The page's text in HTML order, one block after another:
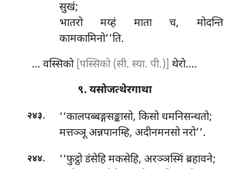
सुखं;
भातरो मय्हं माता च, मोदन्ति
कामकामिनो’’ति.
… वस्सिको [पस्सिको (सी. स्या. पी.)] थेरो….
९. यसोजत्थेरगाथा
२४३.
‘‘कालपब्बङ्गसङ्कासो, किसो धमनिसन्थतो;
मत्तञ्ञूअन्नपानम्हि, अदीनमनसो नरो’’.
२४४. ‘‘फुट्ठोडंसेहि मकसेहि, अरञ्ञस्मिं ब्रहावने;